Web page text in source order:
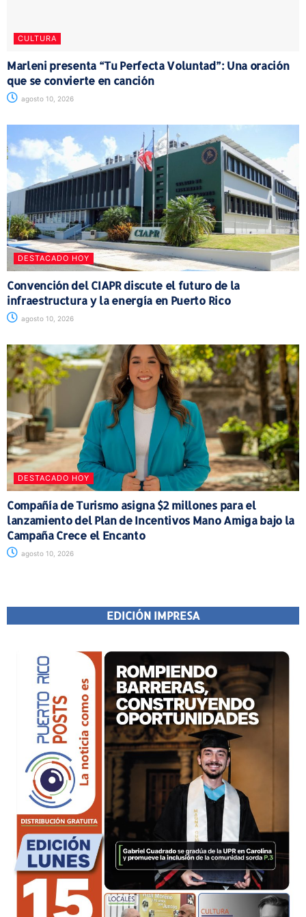
CULTURA
Marleni presenta “Tu Perfecta Voluntad”: Una oración
que se convierte en canción
agosto 10, 2026
DESTACADO HOY
Convención del CIAPR discute el futuro de la
infraestructura y la energía en Puerto Rico
agosto 10, 2026
DESTACADO HOY
Compañía de Turismo asigna $2 millones para el
lanzamiento del Plan de Incentivos Mano Amiga bajo la
Campaña Crece el Encanto
agosto 10, 2026
EDICIÓN IMPRESA